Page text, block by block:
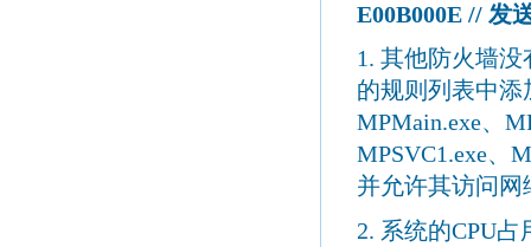
E00B000E // 发
1. 其他防火墙没
的规则列表中
MPMain.exe、
MPSVC1.exe、
并允许其访问网
2. 系统的CPU占